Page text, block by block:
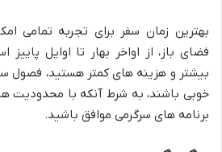
بهترین زمان سفر برای تجربه تمامی
فضای باز، از اواخر بهار تا اوایل
بیشتر و هزینه های کمتر هستید، فصول
خوبی باشند، به شرط آنکه با محدودیت
برنامه های سرگرمی موافق باشید.